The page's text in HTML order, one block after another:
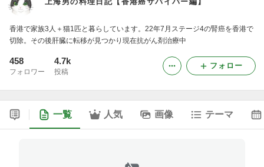
香港で家族3人＋猫1匹と暮らしています。22年7月ステージ4の腎癌を香港で
切除。その後肝臓に転移が見つかり現在抗がん剤治療中
458
フォロワー
4.7k
投稿
フォロー
一覧 人気 画像 テーマ